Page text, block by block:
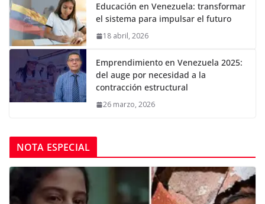
Educación en Venezuela: transformar
el sistema para impulsar el futuro
18 abril, 2026
Emprendimiento en Venezuela 2025:
del auge por necesidad a la
contracción estructural
26 marzo, 2026
NOTA ESPECIAL